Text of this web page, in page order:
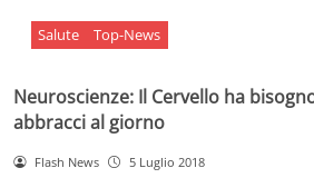
Salute Top-News
Neuroscienze: Il Cervello ha
abbracci al giorno
Flash News 5 Luglio 2018